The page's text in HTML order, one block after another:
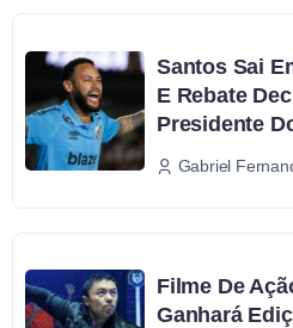
Santos Sai
E Rebate
Presidente
Gabriel
Filme De
Ganhará